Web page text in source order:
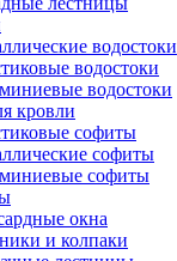
водостоки
водостоки
водостоки
кровли
софиты
софиты
софиты
окна
и колпаки